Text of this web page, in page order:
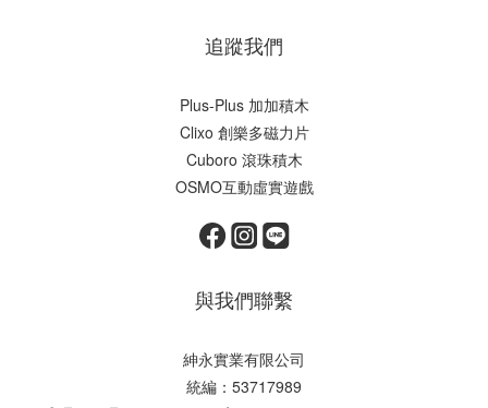
追蹤我們
Plus-Plus 加加積木
Clixo 創樂多磁力片
Cuboro 滾珠積木
OSMO互動虛實遊戲
與我們聯繫
紳永實業有限公司
統編：53717989